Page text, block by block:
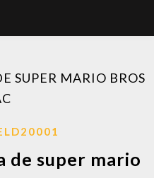
SUPER MARIO BROS
de super mario